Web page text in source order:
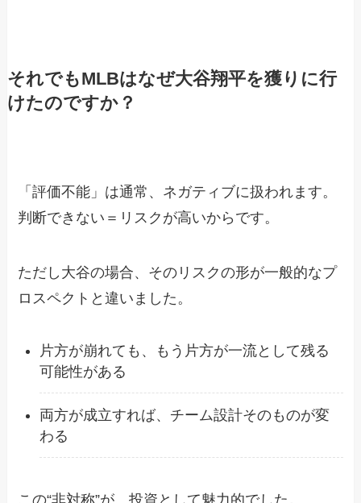
それでもMLBはなぜ大谷翔平を獲りに行
けたのですか？
「評価不能」は通常、ネガティブに扱われます。
判断できない＝リスクが高いからです。
ただし大谷の場合、そのリスクの形が一般的なプ
ロスペクトと違いました。
片方が崩れても、もう片方が一流として残る
可能性がある
両方が成立すれば、チーム設計そのものが変
わる
この“非対称”が、投資として魅力的でした。